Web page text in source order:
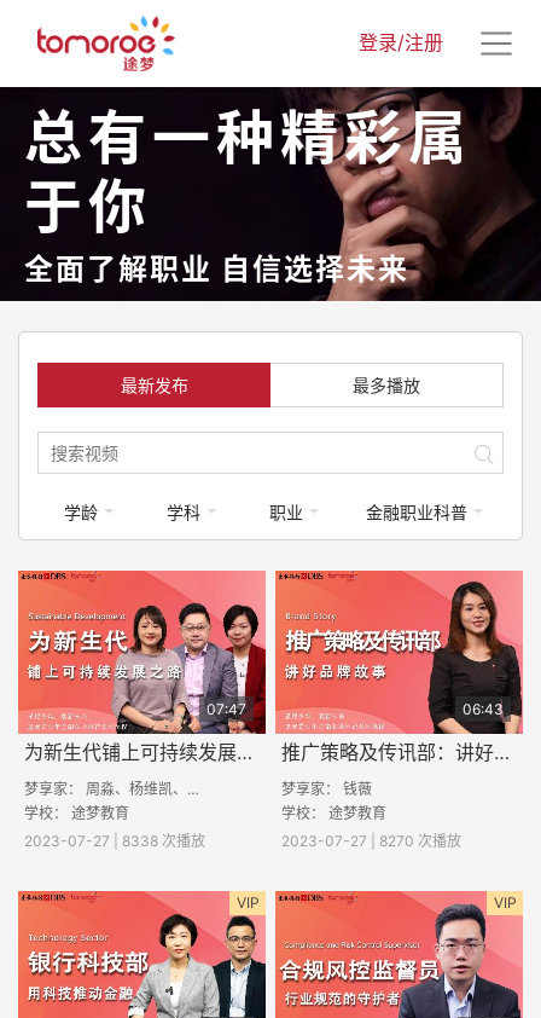
登录/注册
总有一种精彩属
于你
全面了解职业 自信选择未来
最新发布 最多播放
学龄 学科 职业 金融职业科普
07:47
为新生代铺上可持续发展之路
梦享家： 周淼、杨维凯、施岚
学校： 途梦教育
2023-07-27 | 8338 次播放
06:43
推广策略及传讯部：讲好品牌故事
梦享家： 钱薇
学校： 途梦教育
2023-07-27 | 8270 次播放
VIP VIP